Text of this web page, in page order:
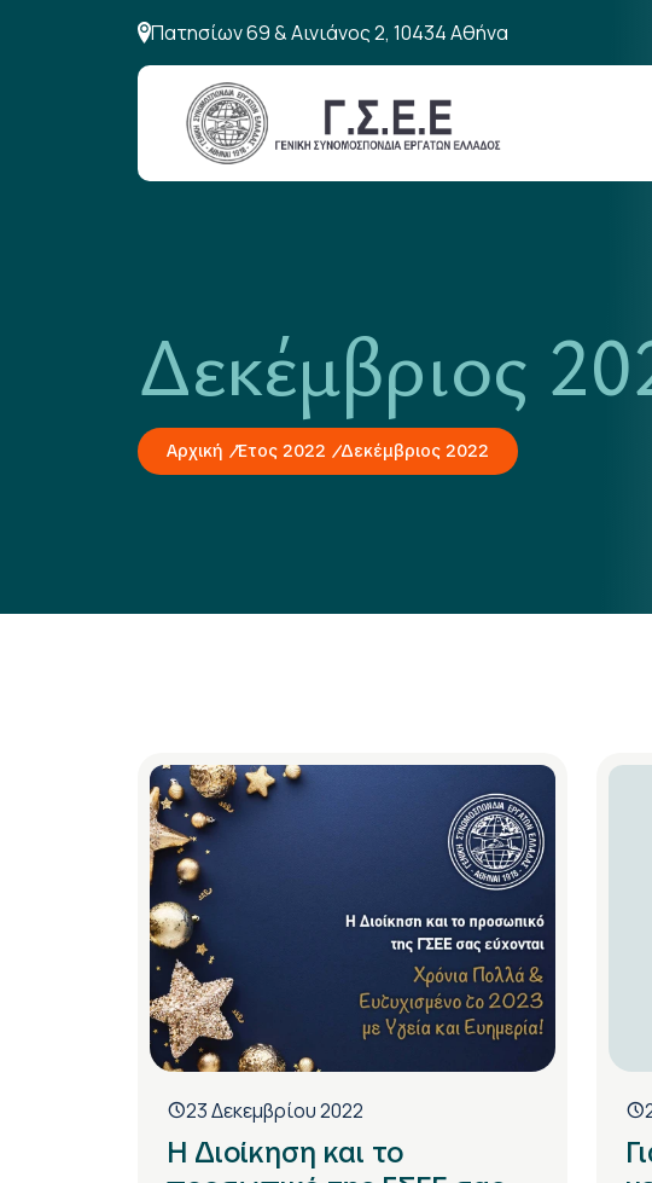
Πατησίων 69 & Αινιάνος 2, 10434 Αθήνα
Δεκέμβριος
Αρχική Έτος 2022 Δεκέμβριος 2022
23 Δεκεμβρίου 2022
Η Διοίκηση και το